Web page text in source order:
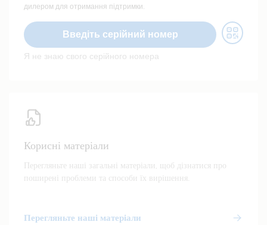
дилером для отримання підтримки.
Введіть серійний номер
Я не знаю свого серійного номера
Корисні матеріали
Перегляньте наші загальні матеріали, щоб дізнатися про
поширені проблеми та способи їх вирішення.
Перегляньте наші матеріали